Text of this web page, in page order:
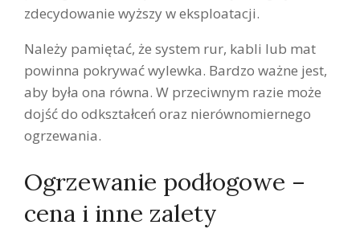
zdecydowanie wyższy w eksploatacji.
Należy pamiętać, że system rur, kabli lub mat
powinna pokrywać wylewka. Bardzo ważne jest,
aby była ona równa. W przeciwnym razie może
dojść do odkształceń oraz nierównomiernego
ogrzewania.
Ogrzewanie podłogowe –
cena i inne zalety